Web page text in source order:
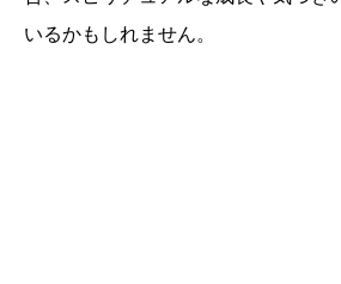
いるかもしれません。